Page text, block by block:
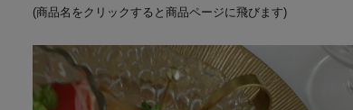
(商品名をクリックすると商品ページに飛びます)